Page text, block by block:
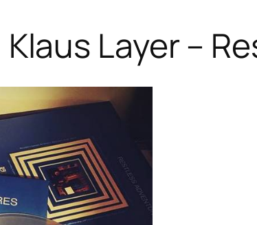
Klaus Layer –